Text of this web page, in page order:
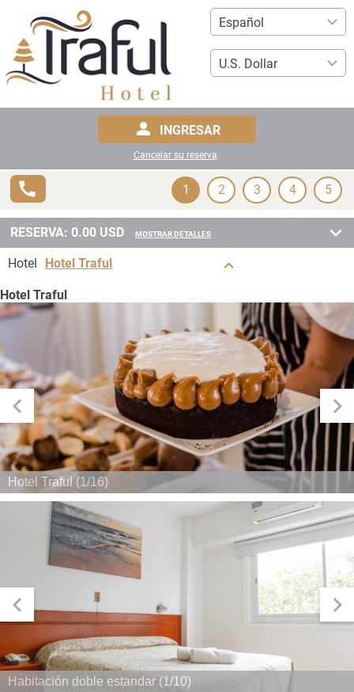
INGRESAR
Cancelar su reserva
1 2 3 4 5
RESERVA: 0.00 USD MOSTRAR DETALLES
Hotel Hotel Traful
Hotel Traful
Hotel Traful (1/16)
Habitación doble estandar (1/10)